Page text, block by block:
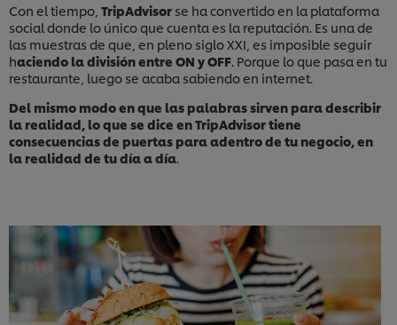
Con el tiempo, TripAdvisor se ha convertido en la plataforma
social donde lo único que cuenta es la reputación. Es una de
las muestras de que, en pleno siglo XXI, es imposible seguir
haciendo la división entre ON y OFF. Porque lo que pasa en tu
restaurante, luego se acaba sabiendo en internet.
Del mismo modo en que las palabras sirven para describir
la realidad, lo que se dice en TripAdvisor tiene
consecuencias de puertas para adentro de tu negocio, en
la realidad de tu día a día.